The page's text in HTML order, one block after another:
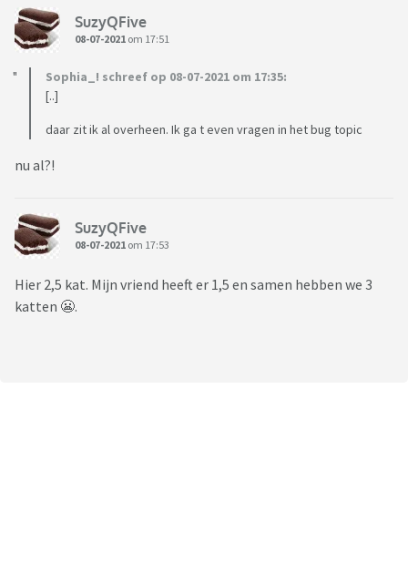
SuzyQFive
08-07-2021 om 17:51
Sophia_! schreef op 08-07-2021 om 17:35:
[..]
daar zit ik al overheen. Ik ga t even vragen in het bug topic
nu al?!
SuzyQFive
08-07-2021 om 17:53
Hier 2,5 kat. Mijn vriend heeft er 1,5 en samen hebben we 3
katten 😬.